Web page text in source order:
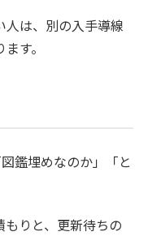
人は、別の入手導線
す。
鑑埋めなのか」「と
りと、更新待ちの